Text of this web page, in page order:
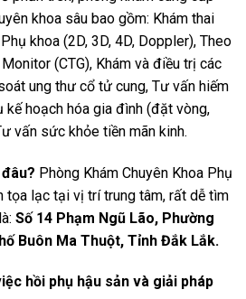
khoa sâu bao gồm: Khám thai
khoa (2D, 3D, 4D, Doppler), Theo
(CTG), Khám và điều trị các
ung thư cổ tử cung, Tư vấn hiếm
kế hoạch hóa gia đình (đặt vòng,
vấn sức khỏe tiền mãn kinh.
Phòng Khám Chuyên Khoa Phụ
tọa lạc tại vị trí trung tâm, rất dễ tìm
Số 14 Phạm Ngũ Lão, Phường
Buôn Ma Thuột, Tỉnh Đắk Lắk.
hồi phụ hậu sản và giải pháp